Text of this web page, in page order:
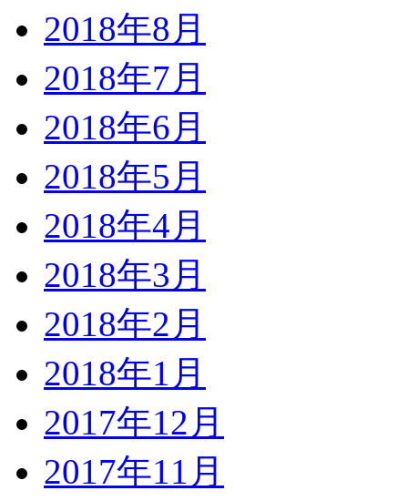
2018年8月
2018年7月
2018年6月
2018年5月
2018年4月
2018年3月
2018年2月
2018年1月
2017年12月
2017年11月